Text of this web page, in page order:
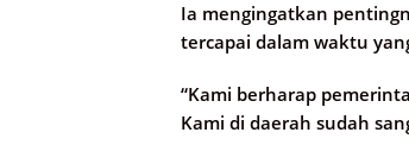
Ia mengingatkan
tercapai dalam waktu
“Kami berharap
Kami di daerah sudah